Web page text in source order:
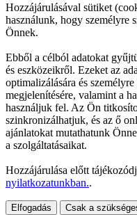
Hozzájárulásával sütiket
használunk, hogy személyre
Önnek.
Ebből a célból adatokat
és eszközeikről. Ezeket az
optimalizálására és
megjelenítésére, valamint a
használjuk fel. Az Ön
szinkronizálhatjuk, és az ő
ajánlatokat mutathatunk
a szolgáltatásaikat.
Hozzájárulása előtt
nyilatkozatunkban..
Elfogadás Csak a